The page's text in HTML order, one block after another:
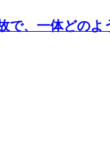
で、一体どの